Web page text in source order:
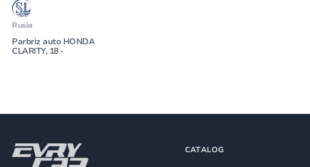
Rusia
Parbriz auto HONDA
CLARITY, 18 -
CATALOG